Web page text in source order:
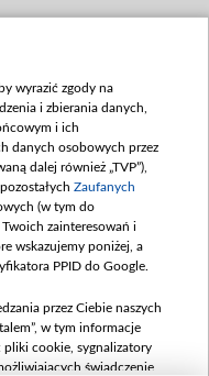
PLN
350
PLN
2025
PLN
2026 (wpłata
mln, 8
PLN
wyrazić zgody na
i zbierania danych,
i ich
danych osobowych przez
dalej również „TVP”),
Zaufanych
(w tym do
zainteresowań i
wskazujemy poniżej, a
PPID do Google.
przez Ciebie naszych
w tym informacje
cookie, sygnalizatory
świadczenie